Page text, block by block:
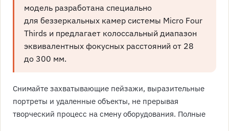
модель разработана специально
для беззеркальных камер системы Micro Four
Thirds и предлагает колоссальный диапазон
эквивалентных фокусных расстояний от 28
до 300 мм.
Снимайте захватывающие пейзажи, выразительные
портреты и удаленные объекты, не прерывая
творческий процесс на смену оборудования. Полные